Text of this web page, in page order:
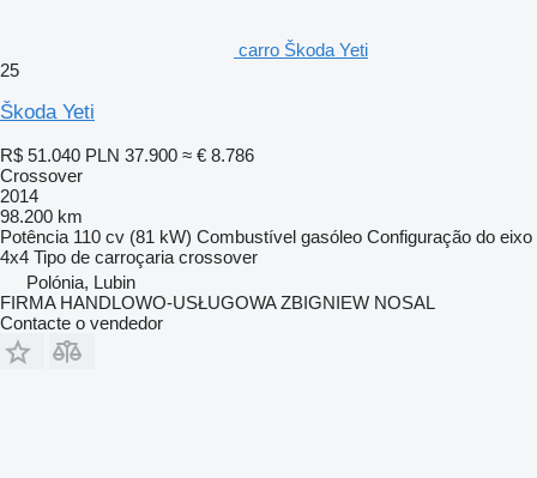
carro Škoda Yeti
25
Škoda Yeti
R$ 51.040 PLN 37.900 ≈ € 8.786
Crossover
2014
98.200 km
Potência 110 cv (81 kW) Combustível gasóleo Configuração do eixo
4x4 Tipo de carroçaria crossover
Polónia, Lubin
FIRMA HANDLOWO-USŁUGOWA ZBIGNIEW NOSAL
Contacte o vendedor